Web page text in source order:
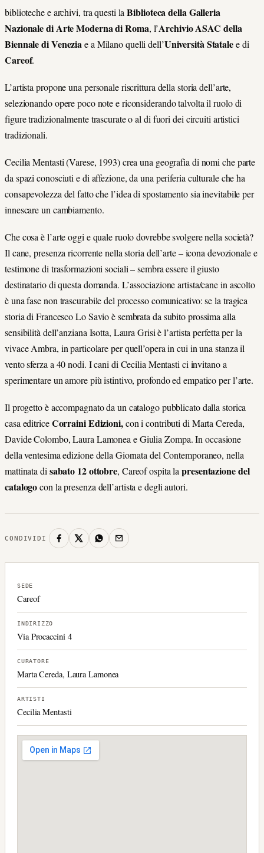
biblioteche e archivi, tra questi laBiblioteca della Galleria
Nazionale di Arte Moderna di Roma, l’Archivio ASAC della
Biennale di Venezia e a Milano quelli dell’Università Statalee di
Careof.
L’artista propone una personale riscrittura della storia dell’arte,
selezionando opere poco note e riconsiderando talvolta il ruolo di
figure tradizionalmente trascurate o al di fuori dei circuiti artistici
tradizionali.
Cecilia Mentasti (Varese, 1993) crea una geografia di nomi che parte
da spazi conosciuti e di affezione, da una periferia culturale che ha
consapevolezza del fatto che l’idea di spostamento sia inevitabile per
innescare un cambiamento.
Che cosa è l’arte oggi e quale ruolo dovrebbe svolgere nella società?
Il cane, presenza ricorrente nella storia dell’arte – icona devozionale e
testimone di trasformazioni sociali – sembra essere il giusto
destinatario di questa domanda. L’associazione artista/cane in ascolto
è una fase non trascurabile del processo comunicativo: se la tragica
storia di Francesco Lo Savio è sembrata da subito prossima alla
sensibilità dell’anziana Isotta, Laura Grisi è l’artista perfetta per la
vivace Ambra, in particolare per quell’opera in cui in una stanza il
vento sferza a 40 nodi. I cani di Cecilia Mentasti ci invitano a
sperimentare un amore più istintivo, profondo ed empatico per l’arte.
Il progetto è accompagnato da un catalogo pubblicato dalla storica
casa editriceCorraini Edizioni,con i contributi di Marta Cereda,
Davide Colombo, Laura Lamonea e Giulia Zompa. In occasione
della ventesima edizione della Giornata del Contemporaneo, nella
mattinata disabato 12 ottobre, Careof ospita lapresentazione del
catalogocon la presenza dell’artista e degli autori.
CONDIVIDI
SEDE
Careof
INDIRIZZO
Via Procaccini 4
CURATORE
Marta Cereda, Laura Lamonea
ARTISTI
Cecilia Mentasti